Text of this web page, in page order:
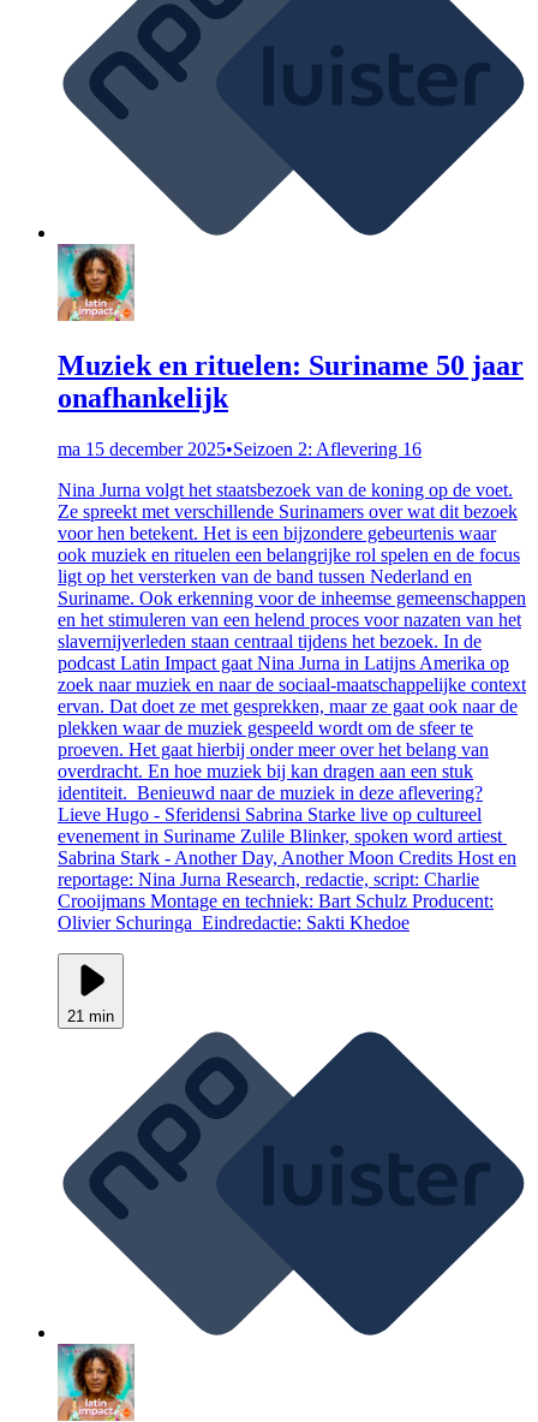
Muziek en rituelen: Suriname 50 jaar
onafhankelijk
ma 15 december 2025•Seizoen 2: Aflevering 16
Nina Jurna volgt het staatsbezoek van de koning op de voet.
Ze spreekt met verschillende Surinamers over wat dit bezoek
voor hen betekent. Het is een bijzondere gebeurtenis waar
ook muziek en rituelen een belangrijke rol spelen en de focus
ligt op het versterken van de band tussen Nederland en
Suriname. Ook erkenning voor de inheemse gemeenschappen
en het stimuleren van een helend proces voor nazaten van het
slavernijverleden staan centraal tijdens het bezoek. In de
podcast Latin Impact gaat Nina Jurna in Latijns Amerika op
zoek naar muziek en naar de sociaal-maatschappelijke context
ervan. Dat doet ze met gesprekken, maar ze gaat ook naar de
plekken waar de muziek gespeeld wordt om de sfeer te
proeven. Het gaat hierbij onder meer over het belang van
overdracht. En hoe muziek bij kan dragen aan een stuk
identiteit. Benieuwd naar de muziek in deze aflevering?
Lieve Hugo - Sferidensi Sabrina Starke live op cultureel
evenement in Suriname Zulile Blinker, spoken word artiest
Sabrina Stark - Another Day, Another Moon Credits Host en
reportage: Nina Jurna Research, redactie, script: Charlie
Crooijmans Montage en techniek: Bart Schulz Producent:
Olivier Schuringa Eindredactie: Sakti Khedoe
21 min